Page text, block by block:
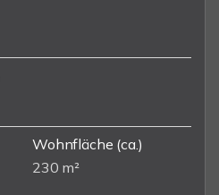
Wohnfläche (ca.)
230 m²